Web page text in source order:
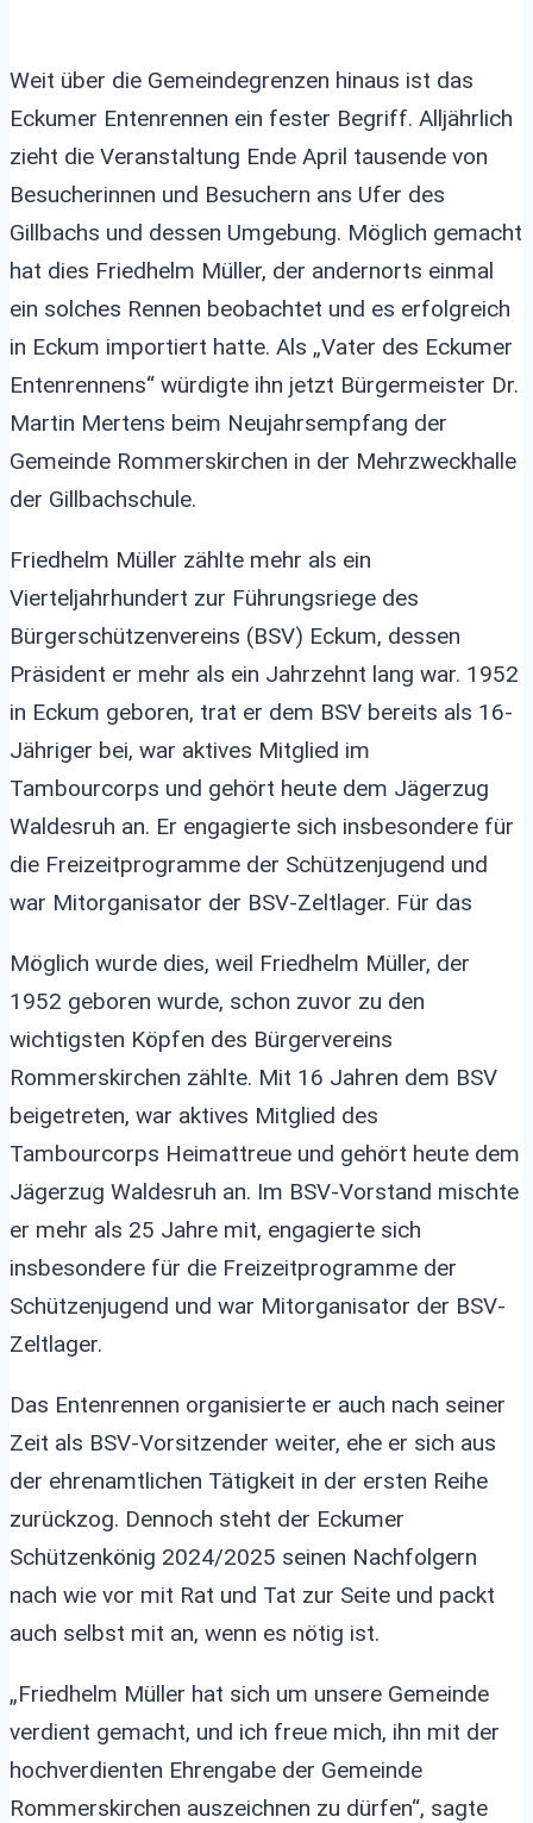
Weit über die Gemeindegrenzen hinaus ist das
Eckumer Entenrennen ein fester Begriff. Alljährlich
zieht die Veranstaltung Ende April tausende von
Besucherinnen und Besuchern ans Ufer des
Gillbachs und dessen Umgebung. Möglich gemacht
hat dies Friedhelm Müller, der andernorts einmal
ein solches Rennen beobachtet und es erfolgreich
in Eckum importiert hatte. Als „Vater des Eckumer
Entenrennens“ würdigte ihn jetzt Bürgermeister Dr.
Martin Mertens beim Neujahrsempfang der
Gemeinde Rommerskirchen in der Mehrzweckhalle
der Gillbachschule.
Friedhelm Müller zählte mehr als ein
Vierteljahrhundert zur Führungsriege des
Bürgerschützenvereins (BSV) Eckum, dessen
Präsident er mehr als ein Jahrzehnt lang war. 1952
in Eckum geboren, trat er dem BSV bereits als 16-
Jähriger bei, war aktives Mitglied im
Tambourcorps und gehört heute dem Jägerzug
Waldesruh an. Er engagierte sich insbesondere für
die Freizeitprogramme der Schützenjugend und
war Mitorganisator der BSV-Zeltlager. Für das
Möglich wurde dies, weil Friedhelm Müller, der
1952 geboren wurde, schon zuvor zu den
wichtigsten Köpfen des Bürgervereins
Rommerskirchen zählte. Mit 16 Jahren dem BSV
beigetreten, war aktives Mitglied des
Tambourcorps Heimattreue und gehört heute dem
Jägerzug Waldesruh an. Im BSV-Vorstand mischte
er mehr als 25 Jahre mit, engagierte sich
insbesondere für die Freizeitprogramme der
Schützenjugend und war Mitorganisator der BSV-
Zeltlager.
Das Entenrennen organisierte er auch nach seiner
Zeit als BSV-Vorsitzender weiter, ehe er sich aus
der ehrenamtlichen Tätigkeit in der ersten Reihe
zurückzog. Dennoch steht der Eckumer
Schützenkönig 2024/2025 seinen Nachfolgern
nach wie vor mit Rat und Tat zur Seite und packt
auch selbst mit an, wenn es nötig ist.
„Friedhelm Müller hat sich um unsere Gemeinde
verdient gemacht, und ich freue mich, ihn mit der
hochverdienten Ehrengabe der Gemeinde
Rommerskirchen auszeichnen zu dürfen“, sagte